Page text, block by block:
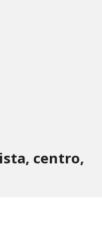
centro,